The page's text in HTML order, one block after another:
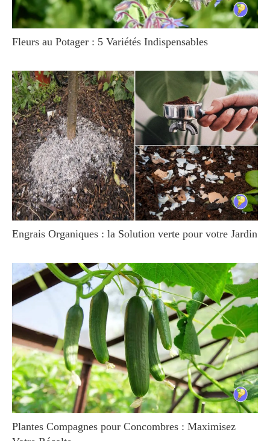
Fleurs au Potager : 5 Variétés Indispensables
Engrais Organiques : la Solution verte pour votre Jardin
Plantes Compagnes pour Concombres : Maximisez